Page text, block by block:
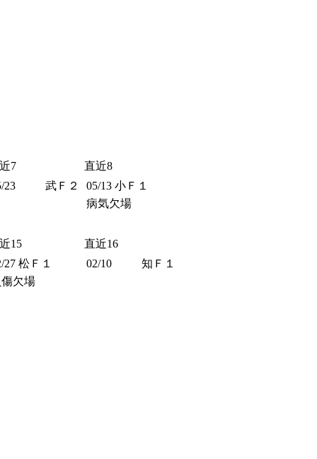
7
直近8
23
武Ｆ２ 05/13 小Ｆ１
病気欠場
15
直近16
27 松Ｆ１
欠場
02/10 知Ｆ１